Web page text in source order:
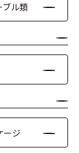
トウ
関連
オメ
ル類
ージ